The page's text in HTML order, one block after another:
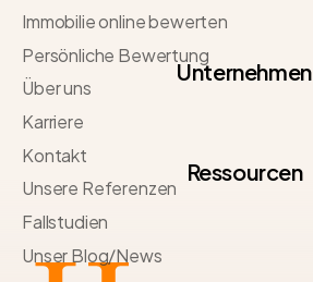
Immobilie online bewerten
Persönliche Bewertung
Unternehmen
Über uns
Karriere
Kontakt
Ressourcen
Unsere Referenzen
Fallstudien
Unser Blog/News